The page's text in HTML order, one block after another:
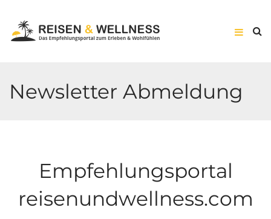
Newsletter Abmeldung
Empfehlungsportal
reisenundwellness.com